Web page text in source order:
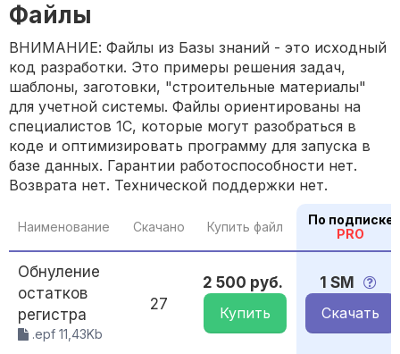
Файлы
ВНИМАНИЕ: Файлы из Базы знаний - это исходный
код разработки. Это примеры решения задач,
шаблоны, заготовки, "строительные материалы"
для учетной системы. Файлы ориентированы на
специалистов 1С, которые могут разобраться в
коде и оптимизировать программу для запуска в
базе данных. Гарантии работоспособности нет.
Возврата нет. Технической поддержки нет.
Наименование Скачано Купить файл
По подписке
PRO
Обнуление
остатков
регистра
.epf 11,43Kb
27
2 500 руб.
Купить
1 SM
Скачать